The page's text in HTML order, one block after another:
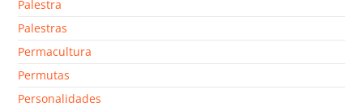
Palestra
Palestras
Permacultura
Permutas
Personalidades